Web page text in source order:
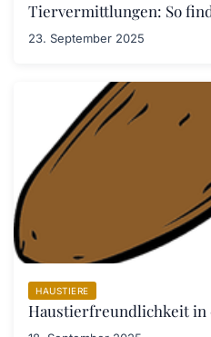
Tiervermittlungen: So
23. September 2025
HAUSTIERE
Haustierfreundlichkeit in